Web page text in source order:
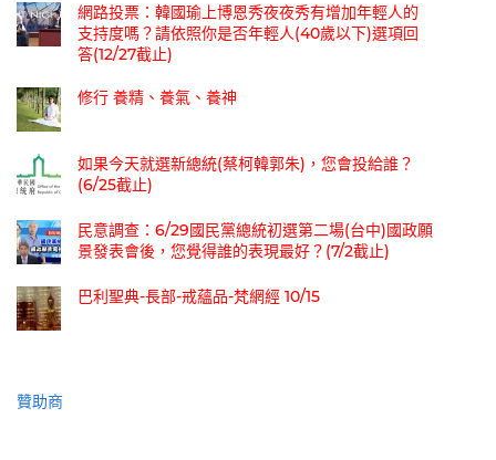
網路投票：韓國瑜上博恩秀夜夜秀有增加年輕人的
支持度嗎？請依照你是否年輕人(40歲以下)選項回
答(12/27截止)
修行 養精、養氣、養神
如果今天就選新總統(蔡柯韓郭朱)，您會投給誰？
(6/25截止)
民意調查：6/29國民黨總統初選第二場(台中)國政願
景發表會後，您覺得誰的表現最好？(7/2截止)
巴利聖典-長部-戒蘊品-梵網經 10/15
贊助商